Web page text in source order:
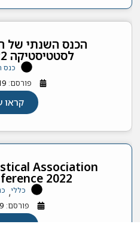
הכנס השנתי של
לסטטיסטיקה 2022 – מצגות
כנס
פורסם: 19
קראו
Association
2022
כללי,
פורסם: 9 יוני, 2022
קראו